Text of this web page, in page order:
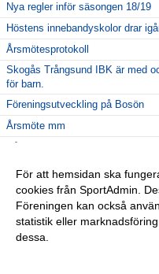
Nya regler inför säsongen 18/19
Höstens innebandyskolor drar
Årsmötesprotokoll
Skogås Trångsund IBK är med
för barn.
Föreningsutveckling på Bosön
Årsmöte mm
Julturneringen ersätts av STIBK-
Föreningslicens
För att hemsidan ska
cookies från SportAdmin.
Föreningen kan också
statistik eller
dessa.